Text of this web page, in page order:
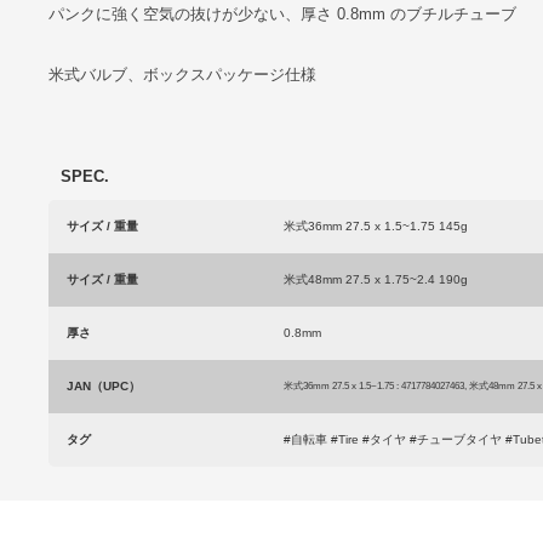
パンクに強く空気の抜けが少ない、厚さ 0.8mm のブチルチューブ
米式バルブ、ボックスパッケージ仕様
SPEC.
サイズ / 重量 米式36mm 27.5 x 1.5~1.75 145g
サイズ / 重量 米式48mm 27.5 x 1.75~2.4 190g
厚さ 0.8mm
JAN（UPC） 米式36mm 27.5 x 1.5~1.75 : 4717784027463, 米式48mm 27.5 x
タグ #自転車 #Tire #タイヤ #チューブタイヤ